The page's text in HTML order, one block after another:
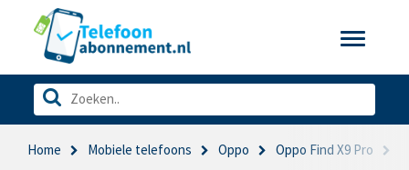
Toggle
Home Mobiele telefoons Oppo Oppo Find X9 Pro